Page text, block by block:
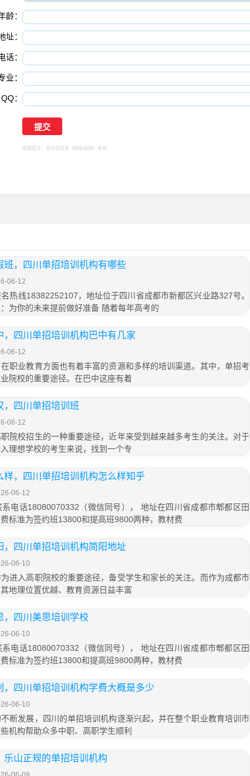
龄：
址：
话：
业：
QQ：
选择提交，视为您同意 《隐私保障》 条例
班，四川单招培训机构有哪些
06-12
热线18382252107，地址位于四川省成都市新都区兴业路327号。
为你的未来提前做好准备 随着每年高考的
，四川单招培训机构巴中有几家
06-12
职业教育方面也有着丰富的资源和多样的培训渠道。其中，单招考
院校的重要途径。在巴中这座有着
，四川单招培训班
06-12
院校招生的一种重要途径，近年来受到越来越多考生的关注。对于
理想学校的考生来说，找到一个专
样，四川单招培训机构怎么样知乎
06-12
电话18080070332（微信同号）， 地址在四川省成都市郫都区田
标准为签约班13800和提高班9800两种，教材费
，四川单招培训机构简阳地址
06-10
进入高职院校的重要途径，备受学生和家长的关注。而作为成都市
地理位置优越、教育资源日益丰富
，四川美思培训学校
06-10
电话18080070332（微信同号）， 地址在四川省成都市郫都区田
标准为签约班13800和提高班9800两种，教材费
，四川单招培训机构学费大概是多少
06-10
断发展，四川的单招培训机构逐渐兴起，并在整个职业教育培训市
机构帮助众多中职、高职学生顺利
乐山正规的单招培训机构